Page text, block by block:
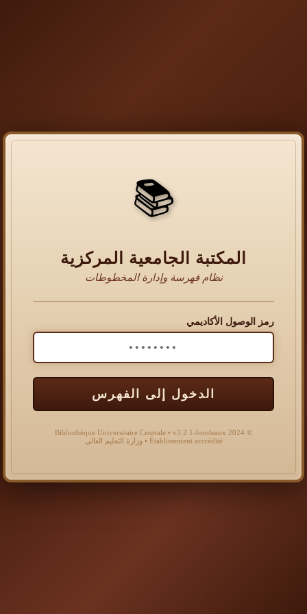
📚
المكتبة الجامعية المركزية
نظام فهرسة وإدارة المخطوطات
رمز الوصول الأكاديمي
الدخول إلى الفهرس
© 2024 Bibliothèque Universitaire Centrale • v3.2.1-bordeaux
Établissement accrédité • وزارة التعليم العالي